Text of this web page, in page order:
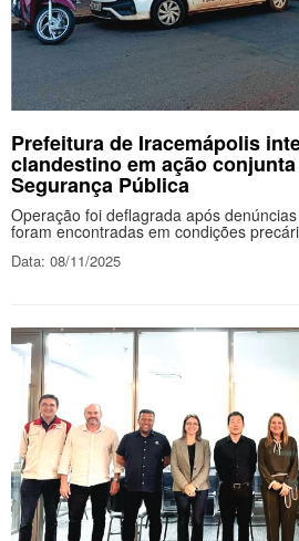
Prefeitura de Iracemápolis
clandestino em ação
Segurança Pública
Operação foi deflagrada após
foram encontradas em condições
Data: 08/11/2025